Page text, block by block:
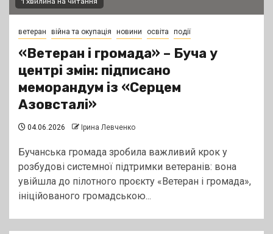
ветеран війна та окупація новини освіта події
«Ветеран і громада» – Буча у
центрі змін: підписано
меморандум із «Серцем
Азовсталі»
04.06.2026 Ірина Левченко
Бучанська громада зробила важливий крок у
розбудові системної підтримки ветеранів: вона
увійшла до пілотного проєкту «Ветеран і громада»,
ініційованого громадською...